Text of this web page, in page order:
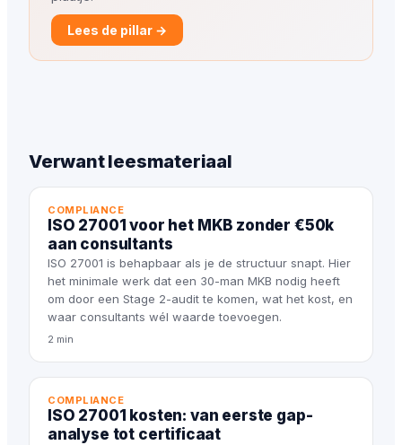
Lees de pillar →
Verwant leesmateriaal
COMPLIANCE
ISO 27001 voor het MKB zonder €50k
aan consultants
ISO 27001 is behapbaar als je de structuur snapt. Hier
het minimale werk dat een 30-man MKB nodig heeft
om door een Stage 2-audit te komen, wat het kost, en
waar consultants wél waarde toevoegen.
2 min
COMPLIANCE
ISO 27001 kosten: van eerste gap-
analyse tot certificaat